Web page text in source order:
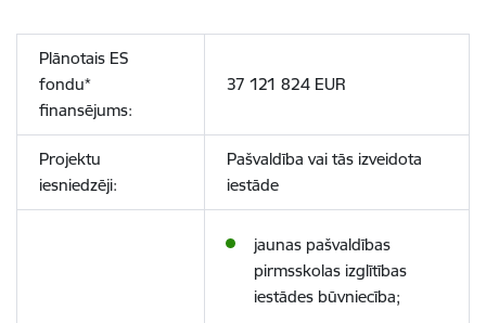
Plānotais ES
fondu*
finansējums:
37 121 824 EUR
Projektu
iesniedzēji:
Pašvaldība vai tās izveidota
iestāde
jaunas pašvaldības
pirmsskolas izglītības
iestādes būvniecība;